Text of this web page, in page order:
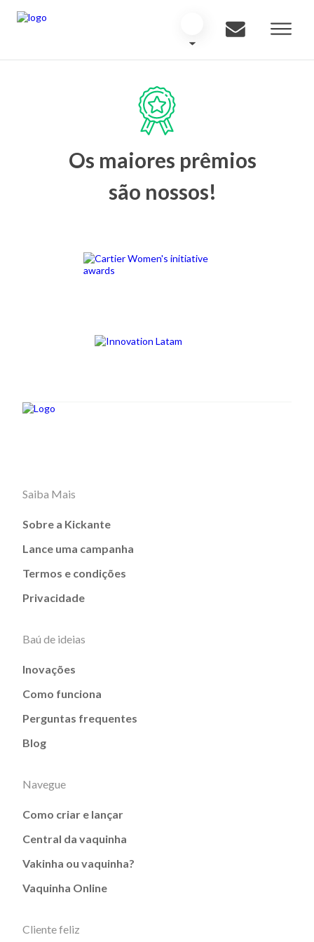
Os maiores prêmios
são nossos!
Saiba Mais
Sobre a Kickante
Lance uma campanha
Termos e condições
Privacidade
Baú de ideias
Inovações
Como funciona
Perguntas frequentes
Blog
Navegue
Como criar e lançar
Central da vaquinha
Vakinha ou vaquinha?
Vaquinha Online
Cliente feliz